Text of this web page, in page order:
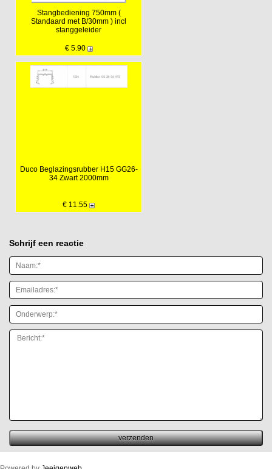
Stangbediening 750mm (
Standaard met B/30mm ) incl
stanggeleider
€ 5.90
Duco Beglazingsrubber H15 GG26-
34 Zwart 2000mm
€ 11.55
Schrijf een reactie